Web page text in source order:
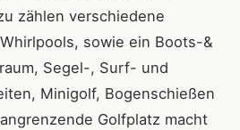
zählen verschiedene
sowie ein Boots-&
Segel-, Surf- und
Minigolf, Bogenschießen
Golfplatz macht